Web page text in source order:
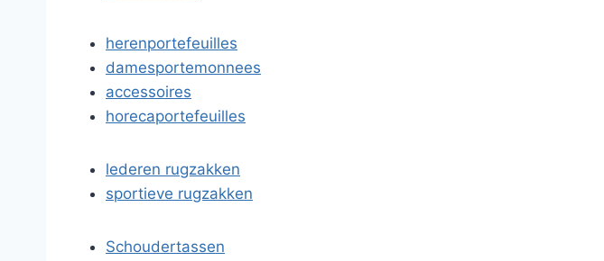
herenportefeuilles
damesportemonnees
accessoires
horecaportefeuilles
lederen rugzakken
sportieve rugzakken
Schoudertassen